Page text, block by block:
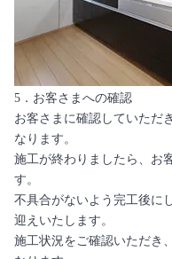
5．お客さまへの確認
お客さまに確認していただ
なります。
施工が終わりましたら、お
す。
不具合がないよう完工後に
迎えいたします。
施工状況をご確認いただき